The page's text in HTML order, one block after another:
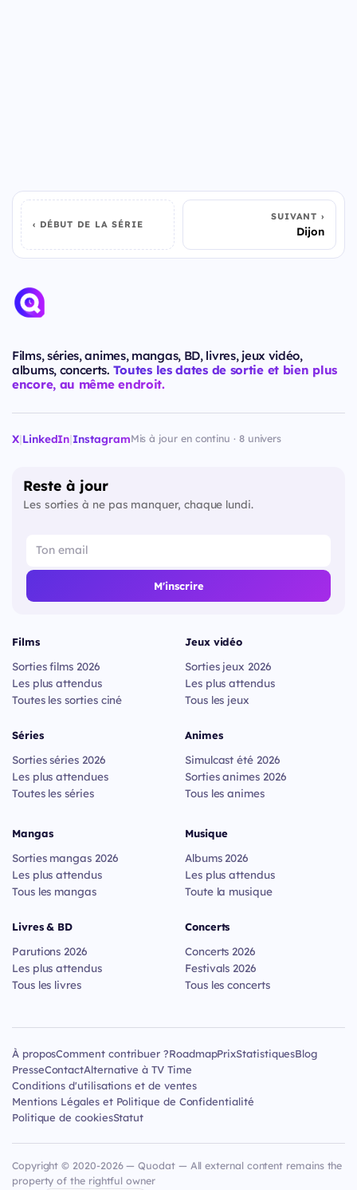
DÉBUT DE LA SÉRIE
SUIVANT
Dijon
Films, séries, animes, mangas, BD, livres, jeux vidéo,
albums, concerts. Toutes les dates de sortie et bien plus
encore, au même endroit.
X|LinkedIn|InstagramMis à jour en continu · 8 univers
Reste à jour
Les sorties à ne pas manquer, chaque lundi.
M'inscrire
Films
Sorties films 2026
Les plus attendus
Toutes les sorties ciné
Séries
Sorties séries 2026
Les plus attendues
Toutes les séries
Jeux vidéo
Sorties jeux 2026
Les plus attendus
Tous les jeux
Animes
Simulcast été 2026
Sorties animes 2026
Tous les animes
Mangas
Sorties mangas 2026
Les plus attendus
Tous les mangas
Livres & BD
Parutions 2026
Les plus attendus
Tous les livres
Musique
Albums 2026
Les plus attendus
Toute la musique
Concerts
Concerts 2026
Festivals 2026
Tous les concerts
À proposComment contribuer ?RoadmapPrixStatistiquesBlog
PresseContactAlternative à TV Time
Conditions d'utilisations et de ventes
Mentions Légales et Politique de Confidentialité
Politique de cookiesStatut
Copyright © 2020-2026 — Quodat — All external content remains the
property of the rightful owner